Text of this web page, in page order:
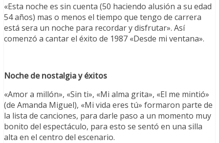
«Esta noche es sin cuenta (50 haciendo alusión a su edad
54 años) mas o menos el tiempo que tengo de carrera
está sera un noche para recordar y disfrutar». Así
comenzó a cantar el éxito de 1987 «Desde mi ventana».
Noche de nostalgia y éxitos
«Amor a millón», «Sin ti», «Mi alma grita», «El me mintió»
(de Amanda Miguel), «Mi vida eres tú» formaron parte de
la lista de canciones, para darle paso a un momento muy
bonito del espectáculo, para esto se sentó en una silla
alta en el centro del escenario.